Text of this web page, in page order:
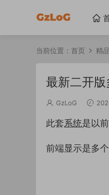
当前位置： 首页 精
最新二开
GzLoG
此套系统是以
前端显示是多